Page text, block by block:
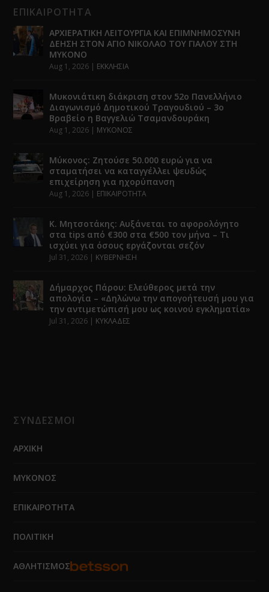
ΕΠΙΚΑΙΡΟΤΗΤΑ
ΑΡΧΙΕΡΑΤΙΚΗ ΛΕΙΤΟΥΡΓΙΑ ΚΑΙ ΕΠΙΜΝΗΜΟΣΥΝΗ
ΔΕΗΣΗ ΣΤΟΝ ΑΓΙΟ ΝΙΚΟΛΑΟ ΤΟΥ ΓΙΑΛΟΥ ΣΤΗ
ΜΥΚΟΝΟ
Aug 1, 2026 | ΕΚΚΛΗΣΙΑ
Μυκονιάτικη διάκριση στον 52ο Πανελλήνιο
Διαγωνισμό Δημοτικού Τραγουδιού – 3ο
Βραβείο η Βαγγελιώ Τσαμανδουράκη
Aug 1, 2026 | ΜΥΚΟΝΟΣ
Μύκονος: Ζητούσε 50.000 ευρώ για να
σταματήσει να καταγγέλλει ψευδώς
επιχείρηση για ηχορύπανση
Aug 1, 2026 | ΕΠΙΚΑΙΡΟΤΗΤΑ
Κ. Μητσοτάκης: Αυξάνεται το αφορολόγητο
στα tips από €300 στα €500 τον μήνα – Τι
ισχύει για όσους εργάζονται σεζόν
Jul 31, 2026 | ΚΥΒΕΡΝΗΣΗ
Δήμαρχος Πάρου: Ελεύθερος μετά την
απολογία – «Δηλώνω την απογοήτευσή μου για
την αντιμετώπισή μου ως κοινού εγκληματία»
Jul 31, 2026 | ΚΥΚΛΑΔΕΣ
ΣΥΝΔΕΣΜΟΙ
ΑΡΧΙΚΗ
ΜΥΚΟΝΟΣ
ΕΠΙΚΑΙΡΟΤΗΤΑ
ΠΟΛΙΤΙΚΗ
ΑΘΛΗΤΙΣΜΟΣ